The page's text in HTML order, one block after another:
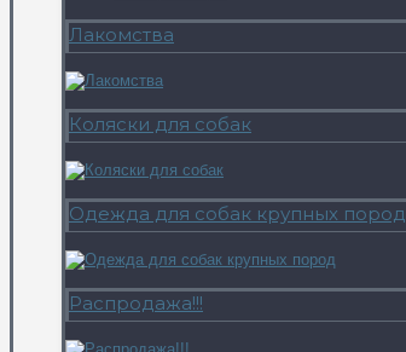
Лакомства
Коляски для собак
Одежда для собак крупных пород
Распродажа!!!